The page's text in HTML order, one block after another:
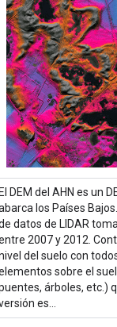
El DEM del AHN es un
los Países
datos de LIDAR
2007 y 2012.
del suelo con
sobre el
árboles, etc.)
es…